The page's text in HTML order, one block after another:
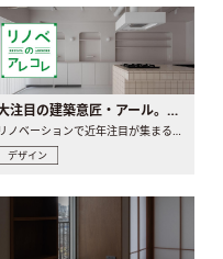
大注目の建築意匠・アール。人気の理由と空間に取り入れるポイント
リノベーションで近年注目が集まる建築意匠の一つであるアール..
デザイン